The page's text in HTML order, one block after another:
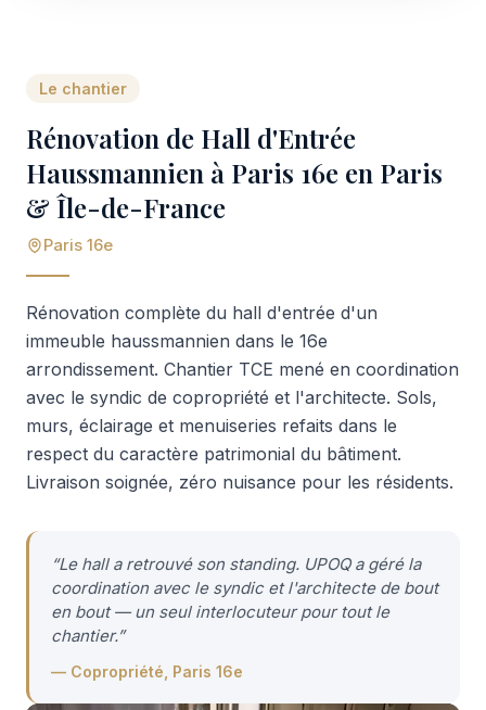
Le chantier
Rénovation de Hall d'Entrée
Haussmannien à Paris 16e en Paris
& Île-de-France
Paris 16e
Rénovation complète du hall d'entrée d'un
immeuble haussmannien dans le 16e
arrondissement. Chantier TCE mené en coordination
avec le syndic de copropriété et l'architecte. Sols,
murs, éclairage et menuiseries refaits dans le
respect du caractère patrimonial du bâtiment.
Livraison soignée, zéro nuisance pour les résidents.
“Le hall a retrouvé son standing. UPOQ a géré la
coordination avec le syndic et l'architecte de bout
en bout — un seul interlocuteur pour tout le
chantier.”
— Copropriété, Paris 16e